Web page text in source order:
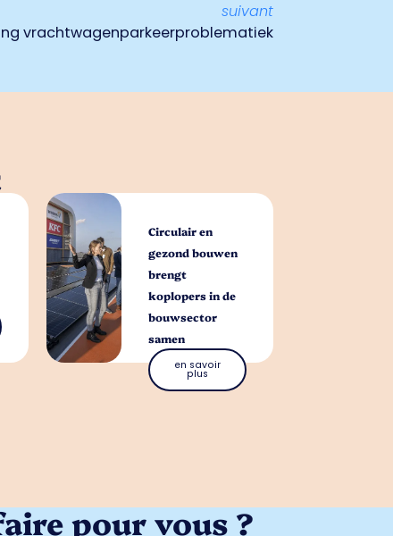
suivant
vrachtwagenparkeerproblematiek
Circulair en
gezond bouwen
brengt
koplopers in de
bouwsector
samen
en savoir
plus
pour vous ?